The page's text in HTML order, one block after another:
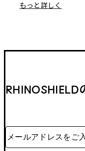
もっと詳しく
メールアドレスをご